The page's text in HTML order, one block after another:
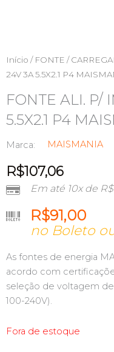
Início / FONTE /
24V 3A 5.5X2.1 P4
FONTE ALI. P/
5.5X2.1 P4
Marca: MAISMANIA
R$107,06
Em até 10x de R$
R$91,00
no Boleto
As fontes de energia
acordo com
seleção de voltagem
100-240V).
Fora de estoque